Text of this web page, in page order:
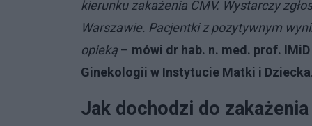
kierunku zakażenia CMV. Wystarczy
Warszawie. Pacjentki z pozytywnym
opieką – mówi dr hab. n. med. prof.
Ginekologii w Instytucie Matki i Dziecka.
Jak dochodzi do